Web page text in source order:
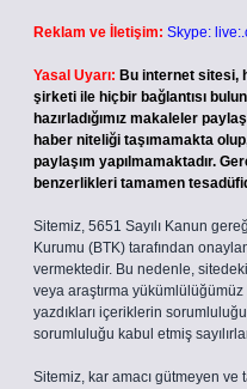
Reklam ve İletişim: Skype:
Yasal Uyarı: Bu internet sitesi,
şirketi ile hiçbir bağlantısı
hazırladığımız makaleler
haber niteliği taşımamakta
paylaşım yapılmamaktadır.
benzerlikleri tamamen
Sitemiz, 5651 Sayılı Kanun
Kurumu (BTK) tarafından
vermektedir. Bu nedenle,
veya araştırma
yazdıkları içeriklerin
sorumluluğu kabul etmiş
Sitemiz, kar amacı gütmeyen